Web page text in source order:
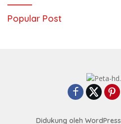
Popular Post
Didukung oleh WordPress